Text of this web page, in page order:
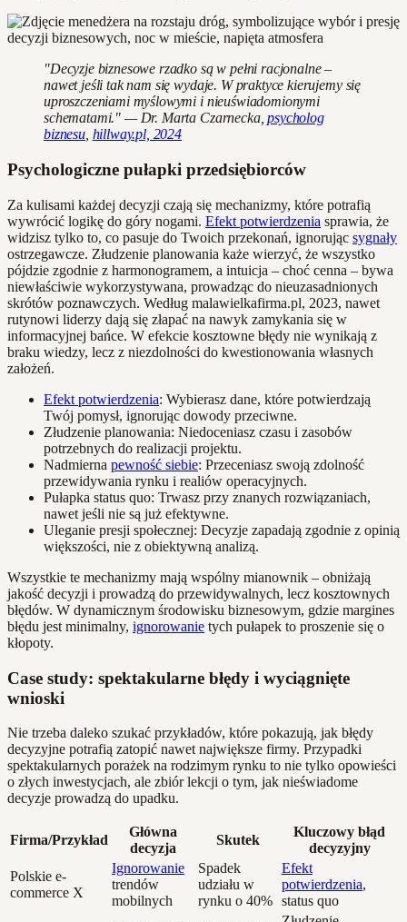
"Decyzje biznesowe rzadko są w pełni racjonalne –
nawet jeśli tak nam się wydaje. W praktyce kierujemy się
uproszczeniami myślowymi i nieuświadomionymi
schematami." — Dr. Marta Czarnecka,psycholog
biznesu, hillway.pl, 2024
Psychologiczne pułapki przedsiębiorców
Za kulisami każdej decyzji czają się mechanizmy, które potrafią
wywrócić logikę do góry nogami. Efekt potwierdzenia sprawia, że
widzisz tylko to, co pasuje do Twoich przekonań, ignorując sygnały
ostrzegawcze. Złudzenie planowania każe wierzyć, że wszystko
pójdzie zgodnie z harmonogramem, a intuicja – choć cenna – bywa
niewłaściwie wykorzystywana, prowadząc do nieuzasadnionych
skrótów poznawczych. Według malawielkafirma.pl, 2023, nawet
rutynowi liderzy dają się złapać na nawyk zamykania się w
informacyjnej bańce. W efekcie kosztowne błędy nie wynikają z
braku wiedzy, lecz z niezdolności do kwestionowania własnych
założeń.
Efekt potwierdzenia: Wybierasz dane, które potwierdzają
Twój pomysł, ignorując dowody przeciwne.
Złudzenie planowania: Niedoceniasz czasu i zasobów
potrzebnych do realizacji projektu.
Nadmierna pewność siebie: Przeceniasz swoją zdolność
przewidywania rynku i realiów operacyjnych.
Pułapka status quo: Trwasz przy znanych rozwiązaniach,
nawet jeśli nie są już efektywne.
Uleganie presji społecznej: Decyzje zapadają zgodnie z opinią
większości, nie z obiektywną analizą.
Wszystkie te mechanizmy mają wspólny mianownik – obniżają
jakość decyzji i prowadzą do przewidywalnych, lecz kosztownych
błędów. W dynamicznym środowisku biznesowym, gdzie margines
błędu jest minimalny, ignorowanie tych pułapek to proszenie się o
kłopoty.
Case study: spektakularne błędy i wyciągnięte
wnioski
Nie trzeba daleko szukać przykładów, które pokazują, jak błędy
decyzyjne potrafią zatopić nawet największe firmy. Przypadki
spektakularnych porażek na rodzimym rynku to nie tylko opowieści
o złych inwestycjach, ale zbiór lekcji o tym, jak nieświadome
decyzje prowadzą do upadku.
Firma/Przykład
Główna
decyzja
Skutek
Kluczowy błąd
decyzyjny
Polskie e-
commerce X
Ignorowanie
trendów
mobilnych
Spadek
udziału w
rynku o 40%
Efekt
potwierdzenia,
status quo